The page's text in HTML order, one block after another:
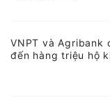
VNPT và Agribank
đến hàng triệu hộ